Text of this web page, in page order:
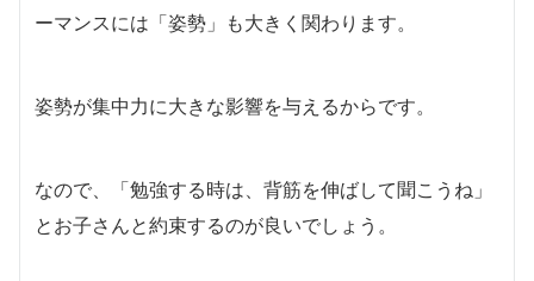
ーマンスには「姿勢」も大きく関わります。
姿勢が集中力に大きな影響を与えるからです。
なので、「勉強する時は、背筋を伸ばして聞こうね」
とお子さんと約束するのが良いでしょう。